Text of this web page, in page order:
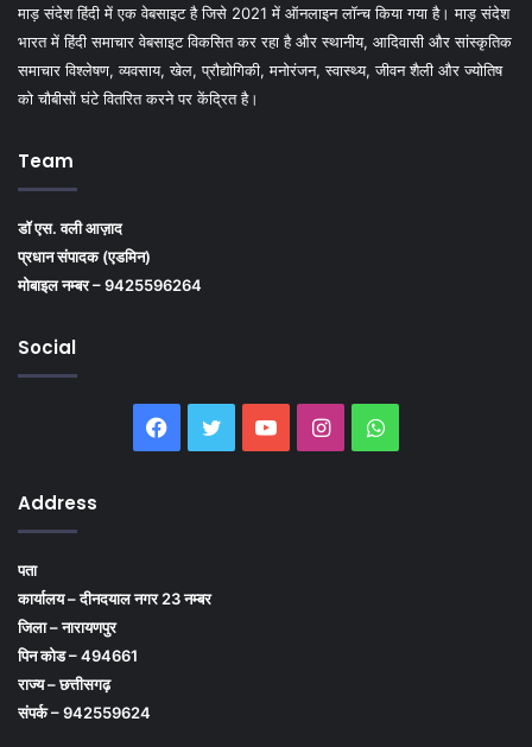
माड़ संदेश हिंदी में एक वेबसाइट है जिसे 2021 में ऑनलाइन लॉन्च किया गया है। माड़ संदेश
भारत में हिंदी समाचार वेबसाइट विकसित कर रहा है और स्थानीय, आदिवासी और सांस्कृतिक
समाचार विश्लेषण, व्यवसाय, खेल, प्रौद्योगिकी, मनोरंजन, स्वास्थ्य, जीवन शैली और ज्योतिष
को चौबीसों घंटे वितरित करने पर केंद्रित है।
Team
डॉ एस. वली आज़ाद
प्रधान संपादक (एडमिन)
मोबाइल नम्बर – 9425596264
Social
Facebook
TwitterYouTubeInstagramWhatsApp
Address
पता
कार्यालय – दीनदयाल नगर 23 नम्बर
जिला – नारायणपुर
पिन कोड – 494661
राज्य – छत्तीसगढ़
संपर्क – 942559624